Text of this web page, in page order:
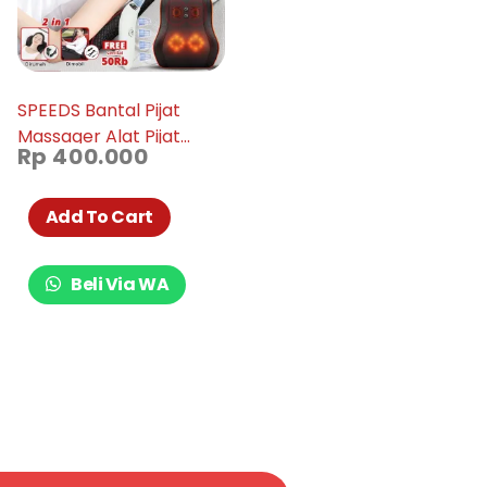
SPEEDS Bantal Pijat
Massager Alat Pijat
Terapi Refleksi
070-9
Rp 400.000
Add To Cart
Beli Via WA